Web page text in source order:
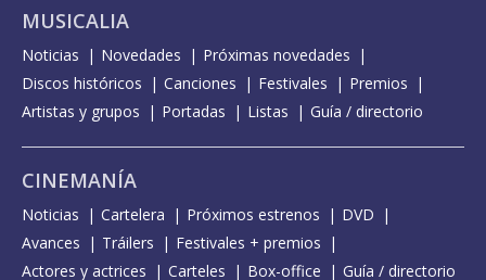
MUSICALIA
Noticias Novedades
Próximas novedades
Discos históricos
Canciones Festivales
Premios
Artistas y grupos
Portadas Listas Guía / directorio
CINEMANÍA
Noticias Cartelera Próximos estrenos
DVD
Avances
Tráilers
Festivales + premios
Actores y actrices
Carteles Box-office Guía / directorio